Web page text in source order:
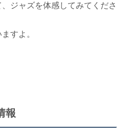
ジャズを体感してみてくださ
すよ。
報